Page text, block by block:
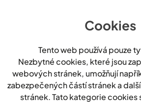
Cookies
Tento web používá pouze
Nezbytné cookies, které jsou
webových stránek, umožňují
zabezpečených částí stránek a
stránek. Tato kategorie cookies